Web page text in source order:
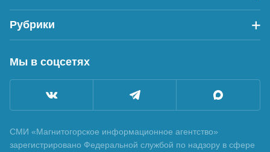
Рубрики
Мы в соцсетях
СМИ «Магнитогорское информационное агентство»
зарегистрировано Федеральной службой по надзору в сфере